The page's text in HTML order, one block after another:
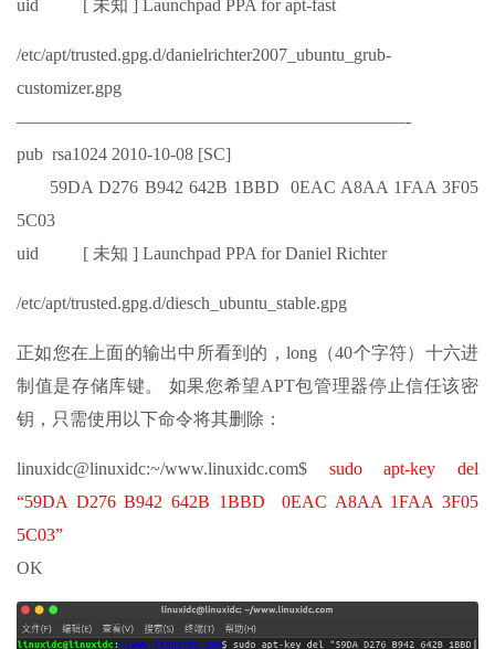
uid [ 未知 ] Launchpad PPA for apt-fast
/etc/apt/trusted.gpg.d/danielrichter2007_ubuntu_grub-
customizer.gpg
——————————————————————-
pub rsa1024 2010-10-08 [SC]
59DA D276 B942 642B 1BBD 0EAC A8AA 1FAA 3F05
5C03
uid [ 未知 ] Launchpad PPA for Daniel Richter
/etc/apt/trusted.gpg.d/diesch_ubuntu_stable.gpg
正如您在上面的输出中所看到的，long（40个字符）十六进
制值是存储库键。 如果您希望APT包管理器停止信任该密
钥，只需使用以下命令将其删除：
linuxidc@linuxidc:~/www.linuxidc.com$ sudo apt-key del
“59DA D276 B942 642B 1BBD 0EAC A8AA 1FAA 3F05
5C03”
OK